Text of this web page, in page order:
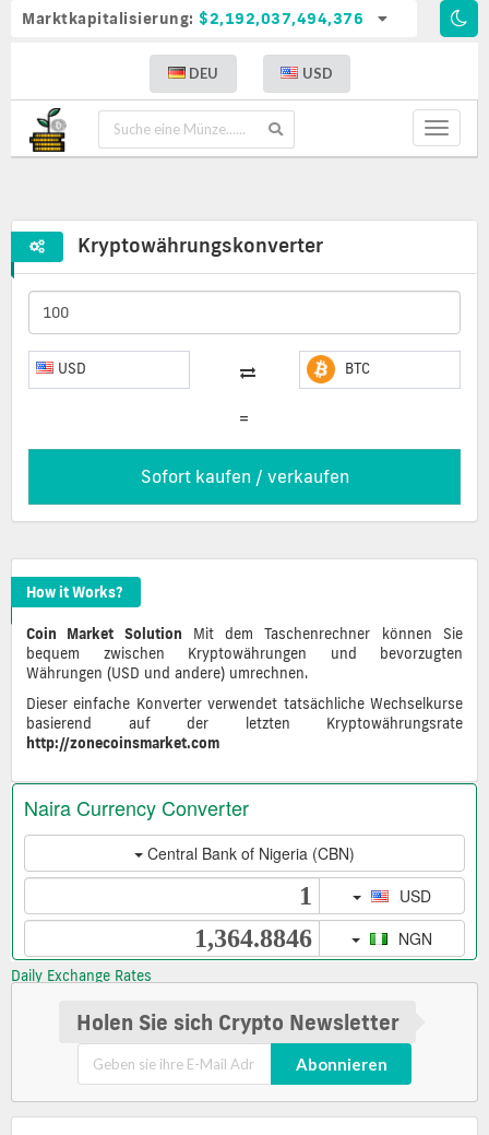
Marktkapitalisierung: $2,192,037,494,376
DEU USD
Toggle
Kryptowährungskonverter
USD BTC
=
How it Works?
Coin Market Solution Mit dem Taschenrechner können Sie
bequem zwischen Kryptowährungen und bevorzugten
Währungen (USD und andere) umrechnen.
Dieser einfache Konverter verwendet tatsächliche Wechselkurse
basierend auf der letzten Kryptowährungsrate
http://zonecoinsmarket.com
Daily Exchange Rates
Holen Sie sich Crypto Newsletter
Abonnieren